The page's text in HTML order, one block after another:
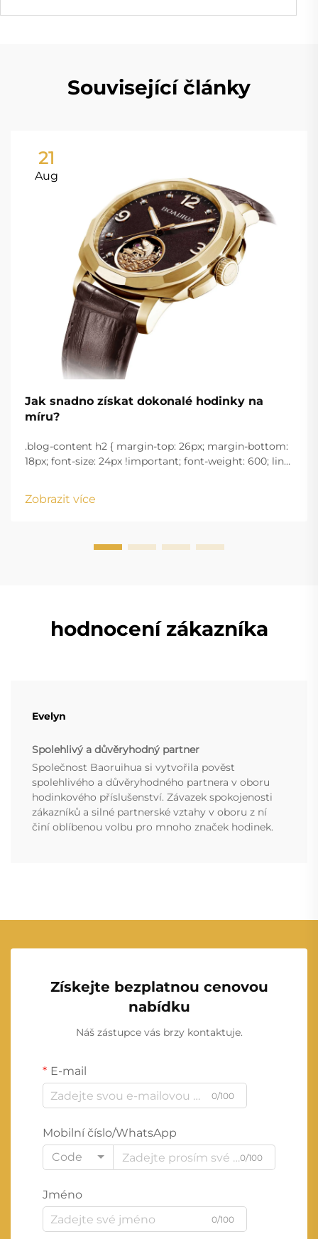
Související články
21
Aug
Jak snadno získat dokonalé hodinky na
míru?
.blog-content h2 { margin-top: 26px; margin-bottom:
18px; font-size: 24px !important; font-weight: 600; line-
w...
Zobrazit více
hodnocení zákazníka
Evelyn
Spolehlivý a důvěryhodný partner
Společnost Baoruihua si vytvořila pověst
spolehlivého a důvěryhodného partnera v oboru
hodinkového příslušenství. Závazek spokojenosti
zákazníků a silné partnerské vztahy v oboru z ní
činí oblíbenou volbu pro mnoho značek hodinek.
Získejte bezplatnou cenovou
nabídku
Náš zástupce vás brzy kontaktuje.
E-mail
0/100
Mobilní číslo/WhatsApp
Code
0/100
Jméno
0/100